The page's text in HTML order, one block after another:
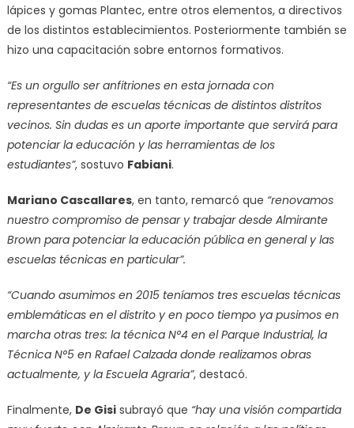
lápices y gomas Plantec, entre otros elementos, a directivos
de los distintos establecimientos. Posteriormente también se
hizo una capacitación sobre entornos formativos.
“Es un orgullo ser anfitriones en esta jornada con
representantes de escuelas técnicas de distintos distritos
vecinos. Sin dudas es un aporte importante que servirá para
potenciar la educación y las herramientas de los
estudiantes”, sostuvo Fabiani.
Mariano Cascallares, en tanto, remarcó que “renovamos
nuestro compromiso de pensar y trabajar desde Almirante
Brown para potenciar la educación pública en general y las
escuelas técnicas en particular”.
“Cuando asumimos en 2015 teníamos tres escuelas técnicas
emblemáticas en el distrito y en poco tiempo ya pusimos en
marcha otras tres: la técnica N°4 en el Parque Industrial, la
Técnica N°5 en Rafael Calzada donde realizamos obras
actualmente, y la Escuela Agraria”, destacó.
Finalmente, De Gisisubrayó que “hay una visión compartida